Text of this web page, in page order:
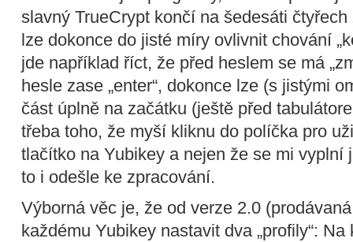
slavný TrueCrypt končí na šedesáti
lze dokonce do jisté míry ovlivnit chování
jde například říct, že před heslem se má
hesle zase „enter“, dokonce lze (s jistými
část úplně na začátku (ještě před
třeba toho, že myší kliknu do políčka pro
tlačítko na Yubikey a nejen že se mi vyplní
to i odešle ke zpracování.
Výborná věc je, že od verze 2.0
každému Yubikey nastavit dva „profily“: